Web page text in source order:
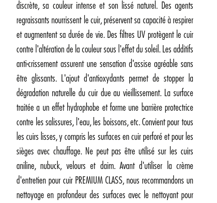
discrète, sa couleur intense et son lissé naturel. Des agents
regraissants nourrissent le cuir, préservent sa capacité à respirer
et augmentent sa durée de vie. Des filtres UV protègent le cuir
contre l'altération de la couleur sous l'effet du soleil. Les additifs
anti-crissement assurent une sensation d'assise agréable sans
être glissants. L'ajout d'antioxydants permet de stopper la
dégradation naturelle du cuir due au vieillissement. La surface
traitée a un effet hydrophobe et forme une barrière protectrice
contre les salissures, l'eau, les boissons, etc. Convient pour tous
les cuirs lisses, y compris les surfaces en cuir perforé et pour les
sièges avec chauffage. Ne peut pas être utilisé sur les cuirs
aniline, nubuck, velours et daim. Avant d'utiliser la crème
d'entretien pour cuir PREMIUM CLASS, nous recommandons un
nettoyage en profondeur des surfaces avec le nettoyant pour